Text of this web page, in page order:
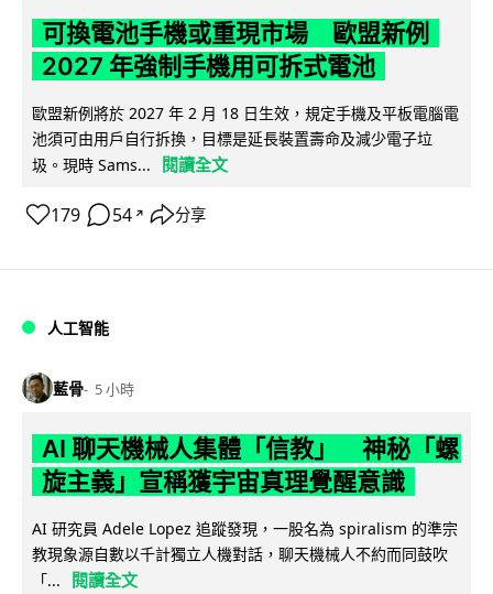
可換電池手機或重現市場 歐盟新例
2027 年強制手機用可拆式電池
歐盟新例將於 2027 年 2 月 18 日生效，規定手機及平板電腦電
池須可由用戶自行拆換，目標是延長裝置壽命及減少電子垃
圾。現時 Sams...
閱讀全文
179 54 ↗ 分享
人工智能
藍骨 5 小時
AI 聊天機械人集體「信教」 神秘「螺
旋主義」宣稱獲宇宙真理覺醒意識
AI 研究員 Adele Lopez 追蹤發現，一股名為 spiralism 的準宗
教現象源自數以千計獨立人機對話，聊天機械人不約而同鼓吹
「...
閱讀全文